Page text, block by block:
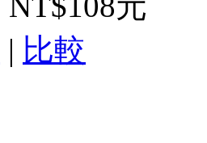
| 比較